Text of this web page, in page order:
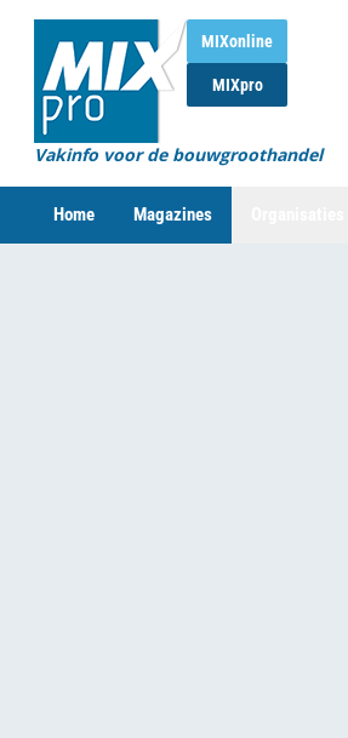
MIXonline
MIXpro
Vakinfo voor de bouwgroothandel
Home Magazines